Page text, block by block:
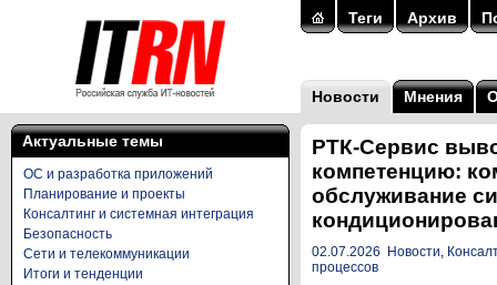
Теги Архив
Новости Мнения
Актуальные темы
ОС и разработка приложений
Планирование и проекты
Консалтинг и системная интеграция
Безопасность
Сети и телекоммуникации
Итоги и тенденции
РТК-Сервис
компетенцию:
обслуживание
02.07.2026 Новости,
процессов